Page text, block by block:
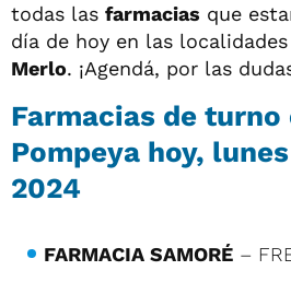
todas las farmacias que
día de hoy en las
Merlo. ¡Agendá, por las
Farmacias de
Pompeya hoy,
2024
FARMACIA SAMORÉ –